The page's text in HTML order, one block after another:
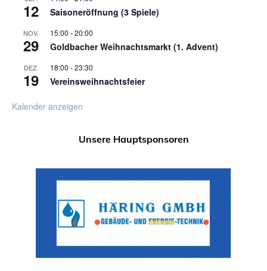
12 Saisoneröffnung (3 Spiele)
NOV.
29
15:00 -20:00
Goldbacher Weihnachtsmarkt (1. Advent)
DEZ.
19
18:00 -23:30
Vereinsweihnachtsfeier
Kalender anzeigen
Unsere Hauptsponsoren